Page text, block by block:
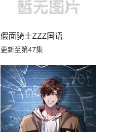
假面骑士ZZZ国语
更新至第47集